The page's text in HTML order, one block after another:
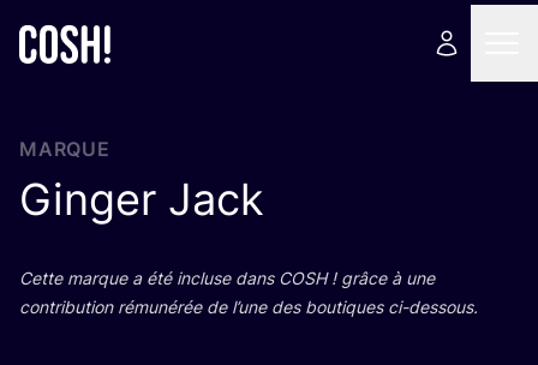
MARQUE
Ginger Jack
Cette marque a été incluse dans COSH! grâce à une
contri­bu­tion rému­né­rée de l’une des bou­tiques ci-dessous.